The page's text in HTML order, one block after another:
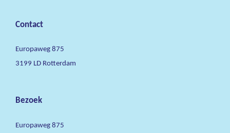
Contact
Europaweg 875
3199 LD Rotterdam
Bezoek
Europaweg 875